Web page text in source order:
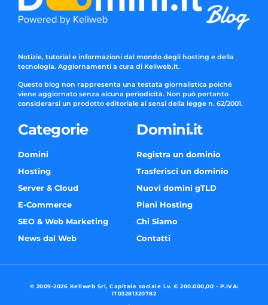
Notizie, tutorial e informazioni dal mondo degli hosting e della
tecnologia. Aggiornamenti a cura di Keliweb.it.
Questo blog non rappresenta una testata giornalistica poiché
viene aggiornato senza alcuna periodicità. Non può pertanto
considerarsi un prodotto editoriale ai sensi della legge n. 62/2001.
Categorie
Domini
Hosting
Server & Cloud
E-Commerce
SEO & Web Marketing
News dal Web
Domini.it
Registra un dominio
Trasferisci un dominio
Nuovi domini gTLD
Piani Hosting
Chi Siamo
Contatti
© 2009-2026 Keliweb Srl, Capitale sociale i.v. € 200.000,00 - P.IVA:
IT03281320782